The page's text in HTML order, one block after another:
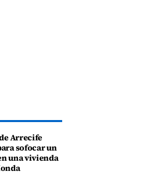
Arrecife
sofocar un
una vivienda